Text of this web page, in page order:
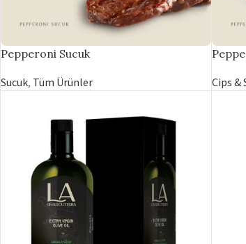
Pepperoni Sucuk
Sucuk, Tüm Ürünler Cips &